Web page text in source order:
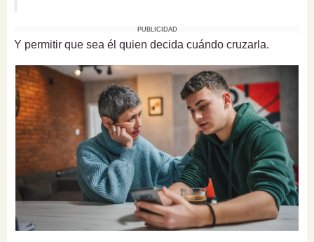
PUBLICIDAD
Y permitir que sea él quien decida cuándo cruzarla.